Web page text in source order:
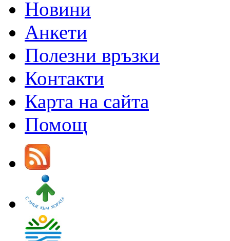
Новини
Анкети
Полезни връзки
Контакти
Карта на сайта
Помощ